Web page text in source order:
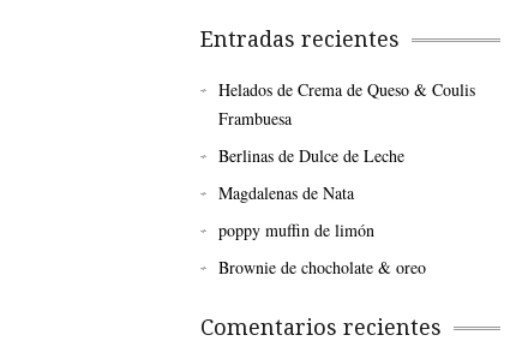
Entradas recientes
Helados de Crema de Queso & Coulis
Frambuesa
Berlinas de Dulce de Leche
Magdalenas de Nata
poppy muffin de limón
Brownie de chocholate & oreo
Comentarios recientes